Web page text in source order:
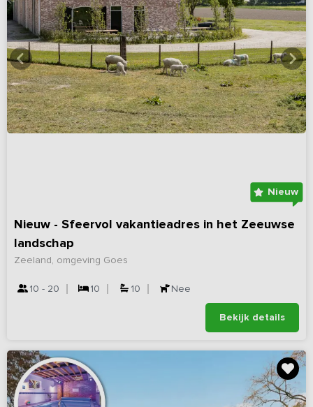
Nieuw
Nieuw - Sfeervol vakantieadres in het Zeeuwse
landschap
Zeeland, omgeving Goes
10 - 20 10 10 Nee
Bekijk details